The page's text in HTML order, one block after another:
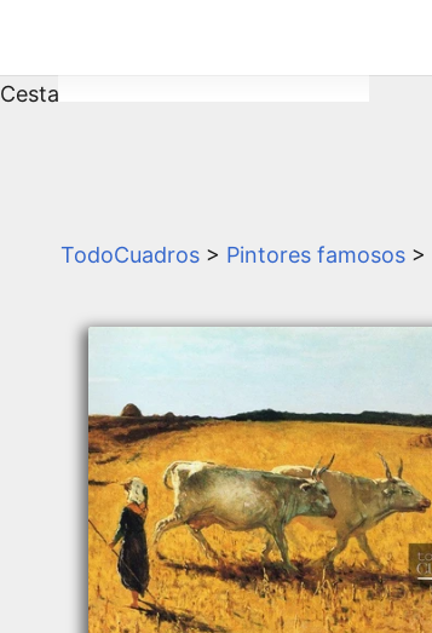
Cesta
TodoCuadros > Pintores famosos >